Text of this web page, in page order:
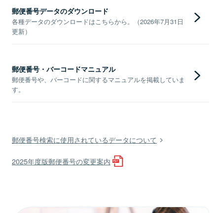
郵便番号データのダウンロード
各種データのダウンロードはこちらから。（2026年7月31日
更新）
郵便番号・バーコードマニュアル
郵便番号や、バーコードに関するマニュアルを掲載していま
す。
郵便番号検索に使用されているデータについて
2025年度版郵便番号の変更案内